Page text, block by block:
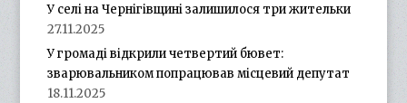
У селі на Чернігівщині залишилося три жительки
27.11.2025
У громаді відкрили четвертий бювет:
зварювальником попрацював місцевий депутат
18.11.2025